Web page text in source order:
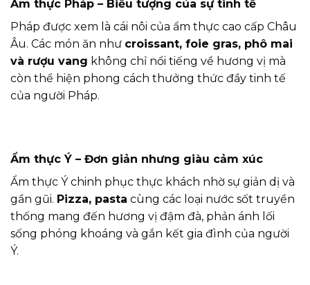
Ẩm thực Pháp – Biểu tượng của sự tinh tế
Pháp được xem là cái nôi của ẩm thực cao cấp Châu
Âu. Các món ăn như croissant, foie gras, phô mai
và rượu vang không chỉ nổi tiếng về hương vị mà
còn thể hiện phong cách thưởng thức đầy tinh tế
của người Pháp.
Ẩm thực Ý – Đơn giản nhưng giàu cảm xúc
Ẩm thực Ý chinh phục thực khách nhờ sự giản dị và
gần gũi. Pizza, pasta cùng các loại nước sốt truyền
thống mang đến hương vị đậm đà, phản ánh lối
sống phóng khoáng và gắn kết gia đình của người
Ý.